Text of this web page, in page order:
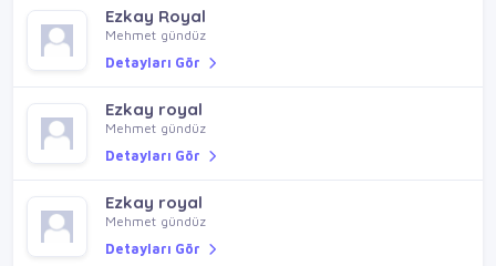
Ezkay Royal
Mehmet gündüz
Detayları Gör
Ezkay royal
Mehmet gündüz
Detayları Gör
Ezkay royal
Mehmet gündüz
Detayları Gör